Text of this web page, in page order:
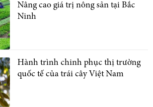
Nâng cao giá trị nông sản tại Bắc
Ninh
Hành trình chinh phục thị trường
quốc tế của trái cây Việt Nam